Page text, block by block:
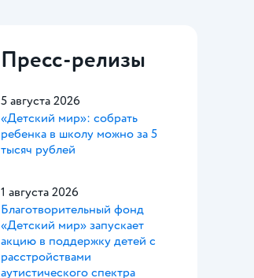
Пресс-релизы
5 августа 2026
«Детский мир»: собрать
ребенка в школу можно за 5
тысяч рублей
1 августа 2026
Благотворительный фонд
«Детский мир» запускает
акцию в поддержку детей с
расстройствами
аутистического спектра